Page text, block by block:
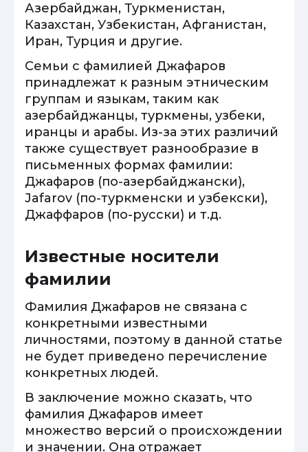
Азербайджан, Туркменистан,
Казахстан, Узбекистан, Афганистан,
Иран, Турция и другие.
Семьи с фамилией Джафаров
принадлежат к разным этническим
группам и языкам, таким как
азербайджанцы, туркмены, узбеки,
иранцы и арабы. Из-за этих различий
также существует разнообразие в
письменных формах фамилии:
Джафаров (по-азербайджански),
Jafarov (по-туркменски и узбекски),
Джаффаров (по-русски) и т.д.
Известные носители
фамилии
Фамилия Джафаров не связана с
конкретными известными
личностями, поэтому в данной статье
не будет приведено перечисление
конкретных людей.
В заключение можно сказать, что
фамилия Джафаров имеет
множество версий о происхождении
и значении. Она отражает